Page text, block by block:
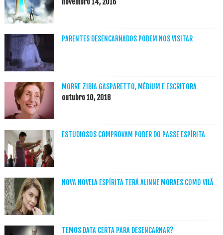
PARENTES DESENCARNADOS PODEM NOS VISITAR
MORRE ZIBIA GASPARETTO, MÉDIUM E ESCRITORA
outubro 10, 2018
ESTUDIOSOS COMPROVAM PODER DO PASSE ESPÍRITA
NOVA NOVELA ESPÍRITA TERÁ ALINNE MORAES COMO VILÃ
TEMOS DATA CERTA PARA DESENCARNAR?